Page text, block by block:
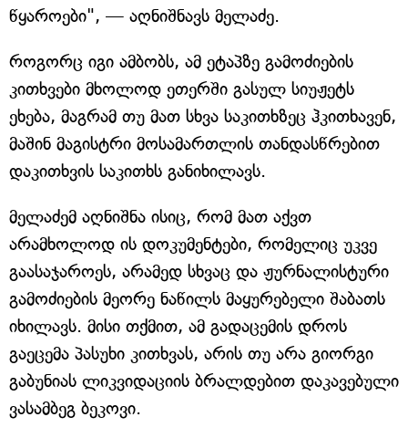
წყაროები", — აღნიშნავს მელაძე.
როგორც იგი ამბობს, ამ ეტაპზე გამოძიების
კითხვები მხოლოდ ეთერში გასულ სიუჟეტს
ეხება, მაგრამ თუ მათ სხვა საკითხზეც ჰკითხავენ,
მაშინ მაგისტრი მოსამართლის თანდასწრებით
დაკითხვის საკითხს განიხილავს.
მელაძემ აღნიშნა ისიც, რომ მათ აქვთ
არამხოლოდ ის დოკუმენტები, რომელიც უკვე
გაასაჯაროეს, არამედ სხვაც და ჟურნალისტური
გამოძიების მეორე ნაწილს მაყურებელი შაბათს
იხილავს. მისი თქმით, ამ გადაცემის დროს
გაეცემა პასუხი კითხვას, არის თუ არა გიორგი
გაბუნიას ლიკვიდაციის ბრალდებით დაკავებული
ვასამბეგ ბეკოვი.